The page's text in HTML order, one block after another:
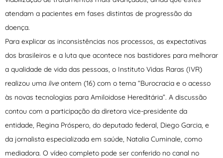
atendam a pacientes em fases distintas de progressão da
doença.
Para explicar as inconsistências nos processos, as expectativas
dos brasileiros e a luta que acontece nos bastidores para melhorar
a qualidade de vida das pessoas, o Instituto Vidas Raras (IVR)
realizou uma liveontem (16) com o tema “Burocracia e o acesso
às novas tecnologias para Amiloidose Hereditária”. A discussão
contou com a participação da diretora vice-presidente da
entidade, Regina Próspero, do deputado federal, Diego Garcia, e
da jornalista especializada em saúde, Natalia Cuminale, como
mediadora. O vídeo completo pode ser conferido no canal no